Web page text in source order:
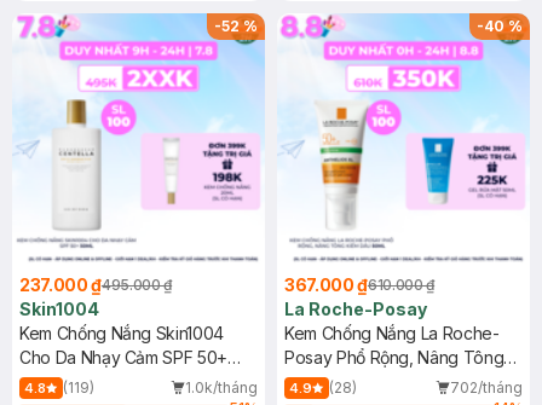
25ml (SL Có Hạn)
-52%
237.000 ₫495.000 ₫
Skin1004
Kem Chống Nắng Skin1004
Cho Da Nhạy Cảm SPF 50+
50ml
4.8 (119)
1.0k/tháng
-40%
367.000 ₫610.000 ₫
La Roche-Posay
Kem Chống Nắng La Roche-
Posay Phổ Rộng, Nâng Tông
Kiềm Dầu 50ml
4.9 (28)
702/tháng